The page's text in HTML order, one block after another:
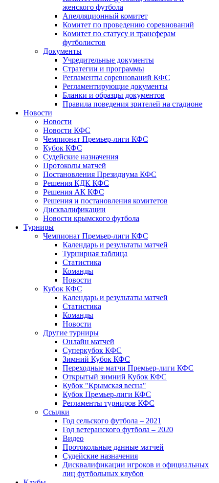
женского футбола
Апелляционный комитет
Комитет по проведению соревнований
Комитет по статусу и трансферам
футболистов
Документы
Учредительные документы
Стратегии и программы
Регламенты соревнований КФС
Регламентирующие документы
Бланки и образцы документов
Правила поведения зрителей на стадионе
Новости
Новости
Новости КФС
Чемпионат Премьер-лиги КФС
Кубок КФС
Судейские назначения
Протоколы матчей
Постановления Президиума КФС
Решения КДК КФС
Решения АК КФС
Решения и постановления комитетов
Дисквалификации
Новости крымского футбола
Турниры
Чемпионат Премьер-лиги КФС
Календарь и результаты матчей
Турнирная таблица
Статистика
Команды
Новости
Кубок КФС
Календарь и результаты матчей
Статистика
Команды
Новости
Другие турниры
Онлайн матчей
Суперкубок КФС
Зимний Кубок КФС
Переходные матчи Премьер-лиги КФС
Открытый зимний Кубок КФС
Кубок "Крымская весна"
Кубок Премьер-лиги КФС
Регламенты турниров КФС
Ссылки
Год сельского футбола – 2021
Год ветеранского футбола – 2020
Видео
Протокольные данные матчей
Судейские назначения
Дисквалификации игроков и официальных
лиц футбольных клубов